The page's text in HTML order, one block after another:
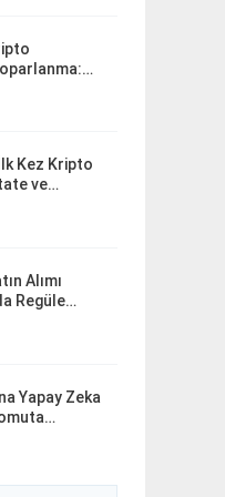
Kez Kripto
ve…
Alımı
Regüle…
Yapay Zeka